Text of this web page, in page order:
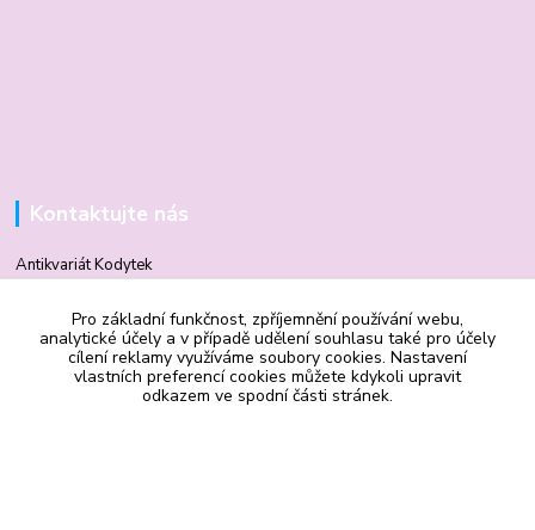
Kontaktujte nás
Antikvariát Kodytek
Mgr. Vilma Kodytková
+420 602 506 510
Pro základní funkčnost, zpříjemnění používání webu,
analytické účely a v případě udělení souhlasu také pro účely
cílení reklamy využíváme soubory cookies. Nastavení
vlastních preferencí cookies můžete kdykoli upravit
odkazem ve spodní části stránek.